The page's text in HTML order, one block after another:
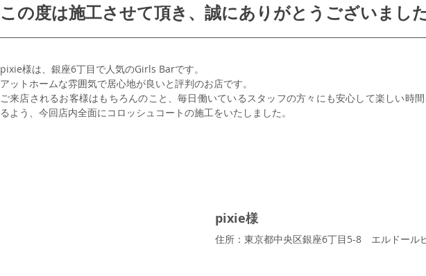
この度は施工させて頂き、誠にありがとうございまし
pixie様は、銀座6丁目で人気のGirls Barです。
アットホームな雰囲気で居心地が良いと評判のお店です。
ご来店されるお客様はもちろんのこと、毎日働いているスタッフの方々にも安心して楽しい時
るよう、今回店内全面にコロッシュコートの施工をいたしました。
pixie様
住所：東京都中央区銀座6丁目5-8　エルドール